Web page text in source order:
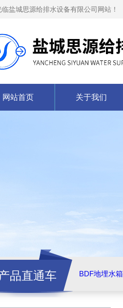
盐城思源给排水设备有限公司网站！
网站首页 关于我们
品直通车 BDF地埋水箱